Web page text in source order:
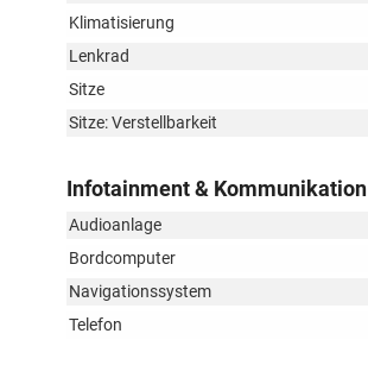
Klimatisierung
Lenkrad
Sitze
Sitze: Verstellbarkeit
Infotainment & Kommunikation
Audioanlage
Bordcomputer
Navigationssystem
Telefon